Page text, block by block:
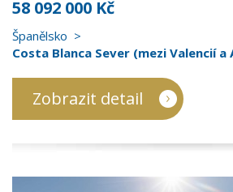
58 092 000 Kč
Španělsko
Costa Blanca Sever (mezi Valencií a
Zobrazit detail